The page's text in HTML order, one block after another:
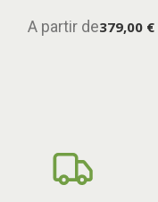
A partir de379,00 €